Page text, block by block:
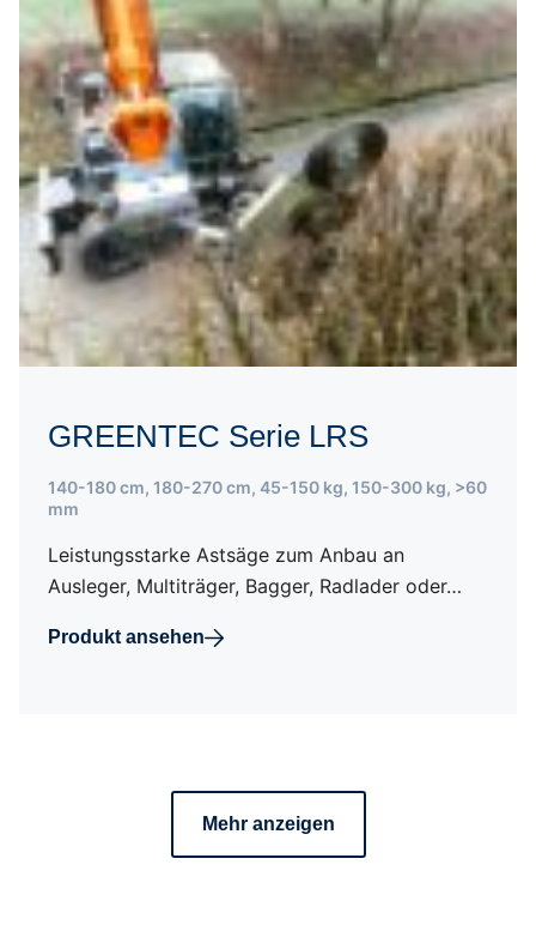
GREENTEC Serie LRS
140-180 cm, 180-270 cm, 45-150 kg, 150-300 kg, >60
mm
Leistungsstarke Astsäge zum Anbau an
Ausleger, Multiträger, Bagger, Radlader oder…
Produkt ansehen
Mehr anzeigen